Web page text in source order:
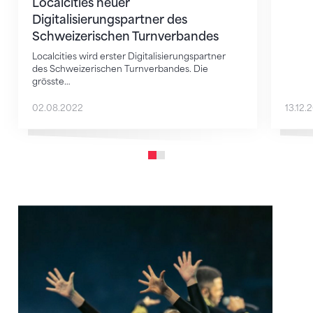
Localcities neuer
Digitalisierungspartner des
Schweizerischen Turnverbandes
Localcities wird erster Digitalisierungspartner
des Schweizerischen Turnverbandes. Die
grösste…
02.08.2022